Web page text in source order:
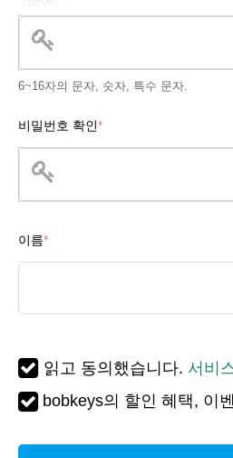
6~16자의 문자, 숫자, 특수 문자.
비밀번호 확인*
이름*
읽고 동의했습니다. 서비
bobkeys의 할인 혜택, 이